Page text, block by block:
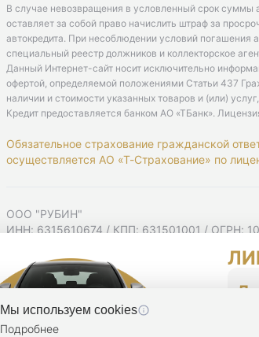
В случае невозвращения в условленный срок суммы
оставляет за собой право начислить штраф за
автокредита. При несоблюдении условий погашения
специальный реестр должников и коллекторское
Данный Интернет-сайт носит исключительно
офертой, определяемой положениями Статьи 437
наличии и стоимости указанных товаров и (или)
Кредит предоставляется банком АО «ТБанк».
Обязательное страхование гражданской
осуществляется АО «Т-Страхование» по
ООО "РУБИН"
ИНН: 6315610674 / КПП: 631501001 / ОГРН:
Согласие на рекламную рассылку
Политика конфиденциальности
Мы используем cookies
Подробнее